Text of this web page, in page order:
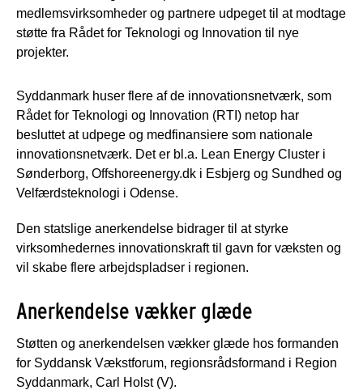
medlemsvirksomheder og partnere udpeget til at modtage
støtte fra Rådet for Teknologi og Innovation til nye
projekter.
Syddanmark huser flere af de innovationsnetværk, som
Rådet for Teknologi og Innovation (RTI) netop har
besluttet at udpege og medfinansiere som nationale
innovationsnetværk. Det er bl.a. Lean Energy Cluster i
Sønderborg, Offshoreenergy.dk i Esbjerg og Sundhed og
Velfærdsteknologi i Odense.
Den statslige anerkendelse bidrager til at styrke
virksomhedernes innovationskraft til gavn for væksten og
vil skabe flere arbejdspladser i regionen.
Anerkendelse vækker glæde
Støtten og anerkendelsen vækker glæde hos formanden
for Syddansk Vækstforum, regionsrådsformand i Region
Syddanmark, Carl Holst (V).